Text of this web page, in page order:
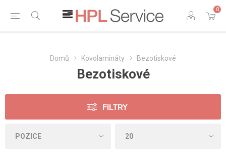
0
Domů Kovolamináty Bezotiskové
Bezotiskové
FILTRY